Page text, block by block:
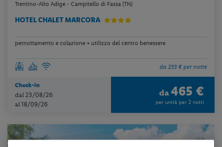
Trentino-Alto Adige - Campitello di Fassa (TN)
HOTEL CHALET MARCORA
pernottamento e colazione + utilizzo del centro benessere
da 233 € per notte
Check-in
dal 23/08/26
al 18/09/26
da 465 €
per unità per 2 notti